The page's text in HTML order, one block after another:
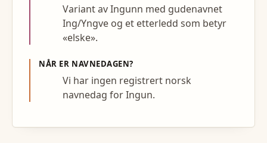
Variant av Ingunn med gudenavnet
Ing/Yngve og et etterledd som betyr
«elske».
NÅR ER NAVNEDAGEN?
Vi har ingen registrert norsk
navnedag for Ingun.